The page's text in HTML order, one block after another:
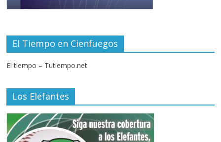
El Tiempo en Cienfuegos
El tiempo – Tutiempo.net
Los Elefantes